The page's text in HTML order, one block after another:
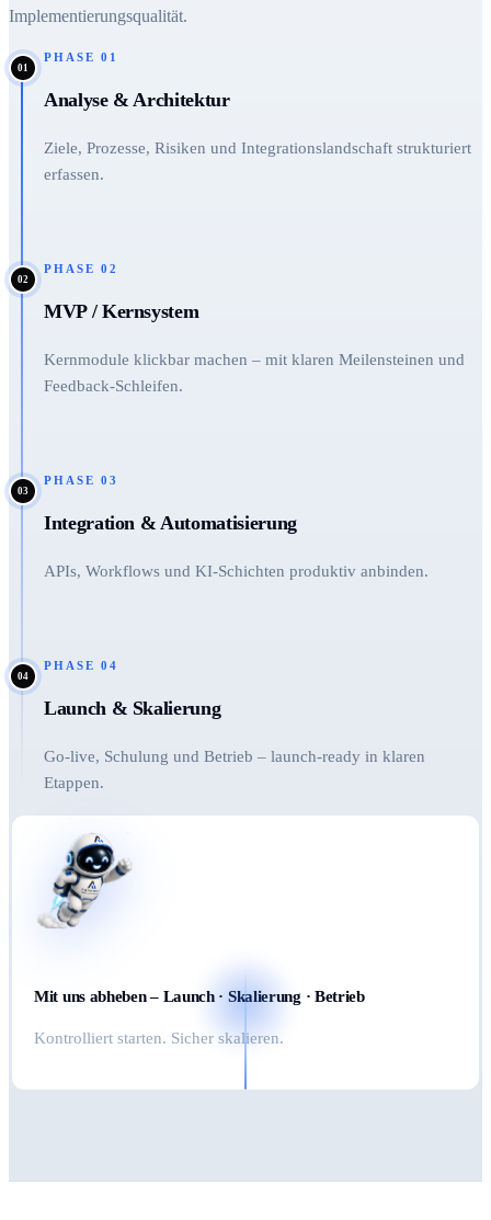
Implementierungsqualität.
01
PHASE 01
Analyse & Architektur
Ziele, Prozesse, Risiken und Integrationslandschaft strukturiert
erfassen.
02
PHASE 02
MVP / Kernsystem
Kernmodule klickbar machen – mit klaren Meilensteinen und
Feedback-Schleifen.
03
PHASE 03
Integration & Automatisierung
APIs, Workflows und KI-Schichten produktiv anbinden.
04
PHASE 04
Launch & Skalierung
Go-live, Schulung und Betrieb – launch-ready in klaren
Etappen.
Mit uns abheben – Launch · Skalierung · Betrieb
Kontrolliert starten. Sicher skalieren.